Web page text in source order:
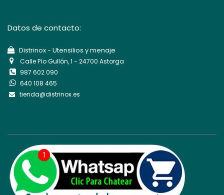
Datos de contacto:
Di​strinox - Utensilios y menaje
Calle Pío Gullón, 1 - 24700 Astorga
987 602 090
640 108 465
tienda@distrinox.es